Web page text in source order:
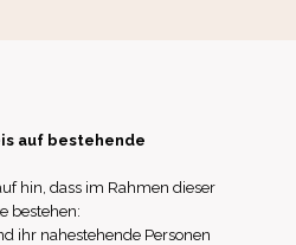
auf bestehende
hin, dass im Rahmen dieser
bestehen:
ihr nahestehende Personen